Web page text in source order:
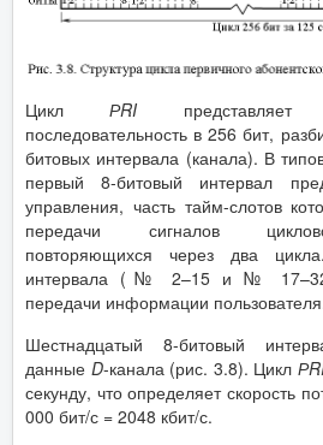
ЦиклРRI
последовательность в 256 бит,
битовых интервала (канала). В
первый 8-битовый интервал
управления, часть тайм-слотов
передачи сигналов
повторяющихся через два
интервала (№ 2–15 и № 17–32)
передачи информации
Шестнадцатый 8-битовый
данные D-канала (рис. 3.8). Цикл Р
секунду, что определяет скорость
000 бит/с = 2048 кбит/с.